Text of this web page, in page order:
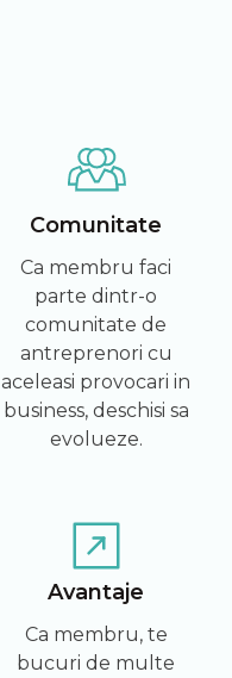
Comunitate
Ca membru faci
parte dintr-o
comunitate de
antreprenori cu
aceleasi provocari in
business, deschisi sa
evolueze.
Avantaje
Ca membru, te
bucuri de multe